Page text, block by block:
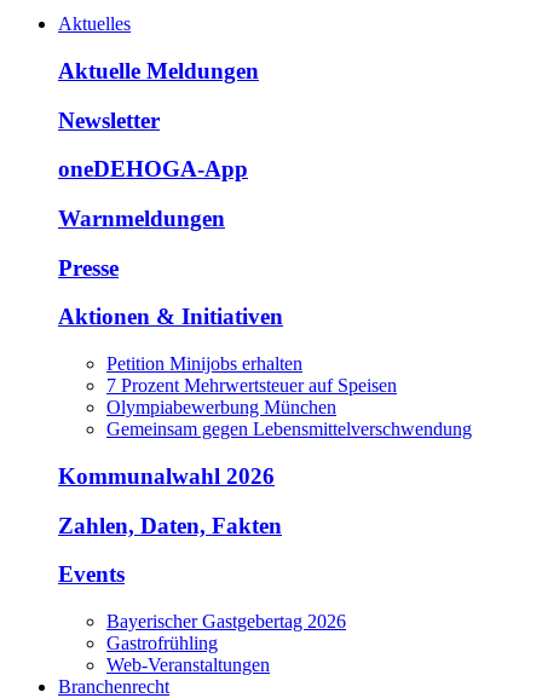
Aktuelles
Aktuelle Meldungen
Newsletter
oneDEHOGA-App
Warnmeldungen
Presse
Aktionen & Initiativen
Petition Minijobs erhalten
7 Prozent Mehrwertsteuer auf Speisen
Olympiabewerbung München
Gemeinsam gegen Lebensmittelverschwendung
Kommunalwahl 2026
Zahlen, Daten, Fakten
Events
Bayerischer Gastgebertag 2026
Gastrofrühling
Web-Veranstaltungen
Branchenrecht